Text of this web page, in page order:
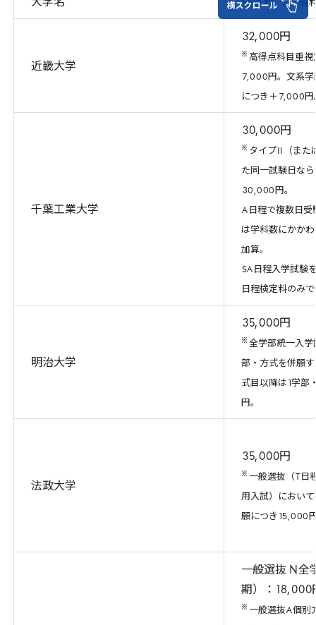
大学名 検定料（受験
近畿大学
32,000円
※ 高得点科目重
7,000 円。文系
につき＋ 7,000
千葉工業大学
30,000円
※ タイプ （ま
た同一試験日な
30 ,000 円。
A 日程で複数日受
は学科数にかか
加算。
SA 日程入学試験
日程検定料のみ
明治大学
35,000円
※ 全学部統一入学
部・方式を併願
式目以降は 1学部
円。
法政大学
35,000円
※ 一般選抜（ 日
用入試）におい
願につき 15,000
一般選抜 N 全
期）：
18,000
※ 一般選抜A個別